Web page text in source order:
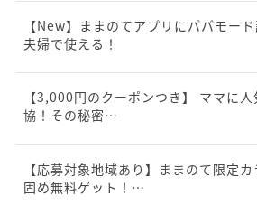
【New】ままのてアプリにパパモード
夫婦で使える！
【3,000円のクーポンつき】 ママに人
協！その秘密…
【応募対象地域あり】ままのて限定
固め無料ゲット！…